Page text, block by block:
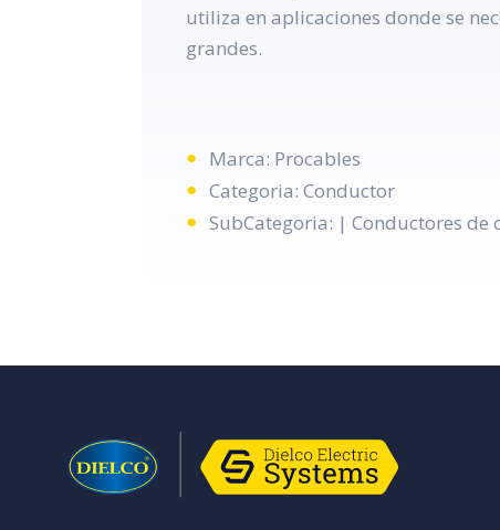
utiliza en aplicaciones donde se
grandes.
Marca: Procables
Categoria: Conductor
SubCategoria: | Conductores de